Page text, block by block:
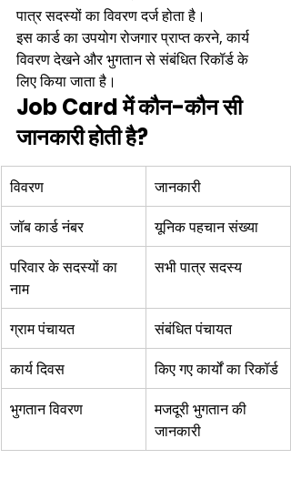
पात्र सदस्यों का विवरण दर्ज होता है।
इस कार्ड का उपयोग रोजगार प्राप्त करने, कार्य
विवरण देखने और भुगतान से संबंधित रिकॉर्ड के
लिए किया जाता है।
Job Card में कौन-कौन सी
जानकारी होती है?
विवरण
जानकारी
जॉब कार्ड नंबर
यूनिक पहचान संख्या
परिवार के सदस्यों का
नाम
सभी पात्र सदस्य
ग्राम पंचायत
संबंधित पंचायत
कार्य दिवस
किए गए कार्यों का रिकॉर्ड
भुगतान विवरण
मजदूरी भुगतान की
जानकारी